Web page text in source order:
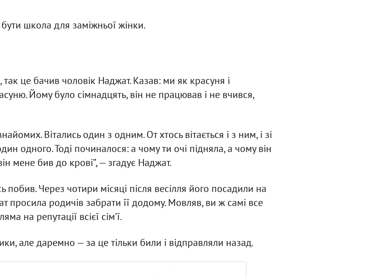
школа для заміжньої жінки.
це бачив чоловік Наджат. Казав: ми як красуня і
Йому було сімнадцять, він не працював і не вчився,
Вітались один з одним. От хтось вітається і з ним, і зі
одного. Тоді починалося: а чому ти очі підняла, а чому він
мене бив до крові”, — згадує Наджат.
побив. Через чотири місяці після весілля його посадили на
просила родичів забрати її додому. Мовляв, ви ж самі все
на репутації всієї сім’ї.
але даремно — за це тільки били і відправляли назад.